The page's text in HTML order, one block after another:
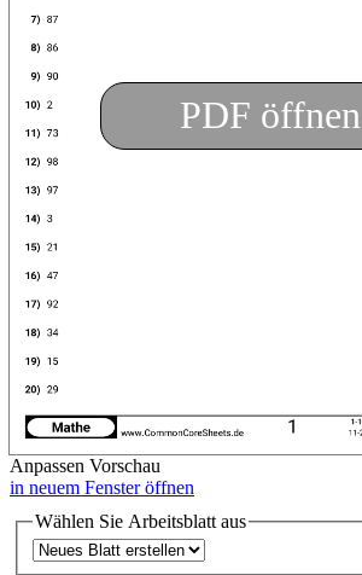
PDF öffnen
Anpassen Vorschau
in neuem Fenster öffnen
Wählen Sie Arbeitsblatt aus